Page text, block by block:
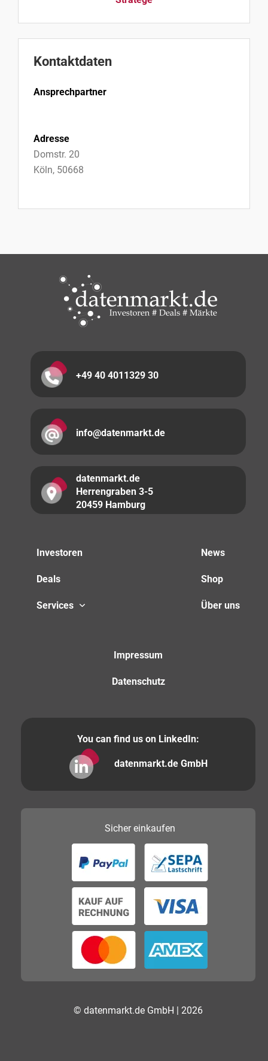
Kontaktdaten
Ansprechpartner
Adresse
Domstr. 20
Köln, 50668
+49 40 4011329 30
info@datenmarkt.de
datenmarkt.de
Herrengraben 3-5
20459 Hamburg
Investoren
Deals
Services
News
Shop
Über uns
Impressum
Datenschutz
You can find us on LinkedIn:
datenmarkt.de GmbH
Sichereinkaufen
© datenmarkt.de GmbH | 2026